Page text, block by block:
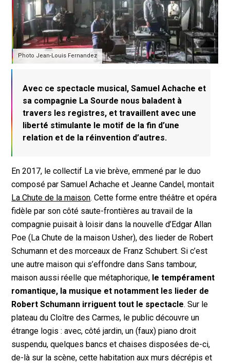
Photo Jean-Louis Fernandez
Avec ce spectacle musical, Samuel Achache et
sa compagnie La Sourde nous baladent à
travers les registres, et travaillent avec une
liberté stimulante le motif de la fin d’une
relation et de la réinvention d’autres.
En 2017, le collectif La vie brève, emmené par le duo
composé par Samuel Achache et Jeanne Candel, montait
La Chute de la maison. Cette forme entre théâtre et opéra
fidèle par son côté saute-frontières au travail de la
compagnie puisait à loisir dans la nouvelle d’Edgar Allan
Poe (La Chute de la maison Usher), des lieder de Robert
Schumann et des morceaux de Franz Schubert. Si c’est
une autre maison qui s’effondre dansSans tambour,
maison aussi réelle que métaphorique, le tempérament
romantique, la musique et notamment les lieder de
Robert Schumann irriguent tout le spectacle. Sur le
plateau du Cloître des Carmes, le public découvre un
étrange logis : avec, côté jardin, un (faux) piano droit
suspendu, quelques bancs et chaises disposées de-ci,
de-là sur la scène, cette habitation aux murs décrépis et